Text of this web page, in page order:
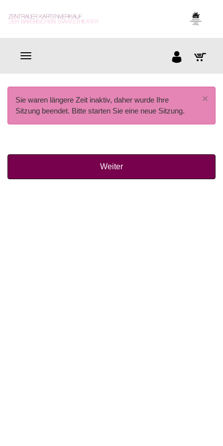
×
Sie waren längere Zeit inaktiv, daher wurde Ihre
Sitzung beendet. Bitte starten Sie eine neue Sitzung.
Weiter